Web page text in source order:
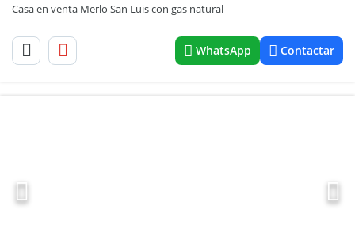
Casa en venta Merlo San Luis con gas natural
WhatsApp Contactar